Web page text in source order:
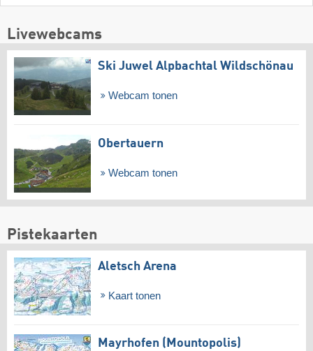
Livewebcams
Ski Juwel Alpbachtal Wildschönau
Webcam tonen
Obertauern
Webcam tonen
Pistekaarten
Aletsch Arena
Kaart tonen
Mayrhofen (Mountopolis)